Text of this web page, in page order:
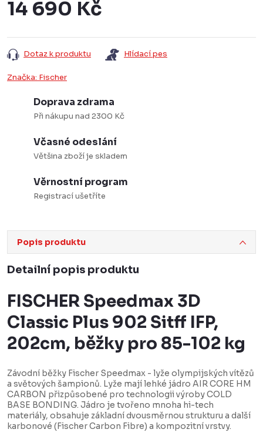
14 690 Kč
Dotaz k produktu Hlídací pes
Značka: Fischer
Doprava zdrama
Při nákupu nad 2300 Kč
Včasné odeslání
Většina zboží je skladem
Věrnostní program
Registrací ušetříte
Popis produktu
Detailní popis produktu
FISCHER Speedmax 3D
Classic Plus 902 Sitff IFP,
202cm, běžky pro 85-102 kg
Závodní běžky Fischer Speedmax - lyže olympijských vítězů
a světových šampionů. Lyže mají lehké jádro AIR CORE HM
CARBON přizpůsobené pro technologii výroby COLD
BASE BONDING. Jádro je tvořeno mnoha hi-tech
materiály, obsahuje základní dvousměrnou strukturu a další
karbonové (Fischer Carbon Fibre) a kompozitní vrstvy.